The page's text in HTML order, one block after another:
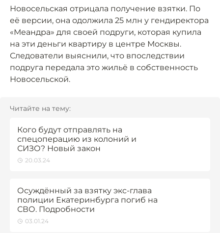
Новосельская отрицала получение взятки. По
её версии, она одолжила 25 млн у гендиректора
«Меандра» для своей подруги, которая купила
на эти деньги квартиру в центре Москвы.
Следователи выяснили, что впоследствии
подруга передала это жильё в собственность
Новосельской.
Читайте на тему:
Кого будут отправлять на
спецоперацию из колоний и
СИЗО? Новый закон
20.03.24
Осуждённый за взятку экс-глава
полиции Екатеринбурга погиб на
СВО. Подробности
03.01.24